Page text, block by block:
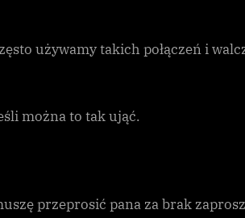
używamy takich połączeń i
można to tak ująć.
przeprosić pana za brak